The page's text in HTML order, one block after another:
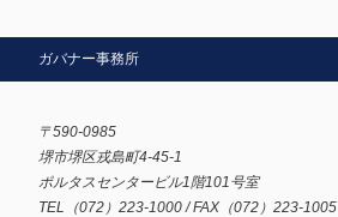
ガバナー事務所
〒590-0985
堺市堺区戎島町4-45-1
ポルタスセンタービル1階101号室
TEL（072）223-1000 / FAX（072）223-1005